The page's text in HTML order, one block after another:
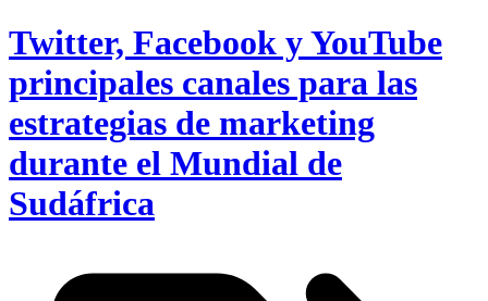
Twitter, Facebook y YouTube
principales canales para las
estrategias de marketing
durante el Mundial de
Sudáfrica